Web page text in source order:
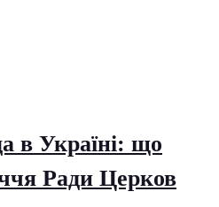
в Україні: що
Ради Церков